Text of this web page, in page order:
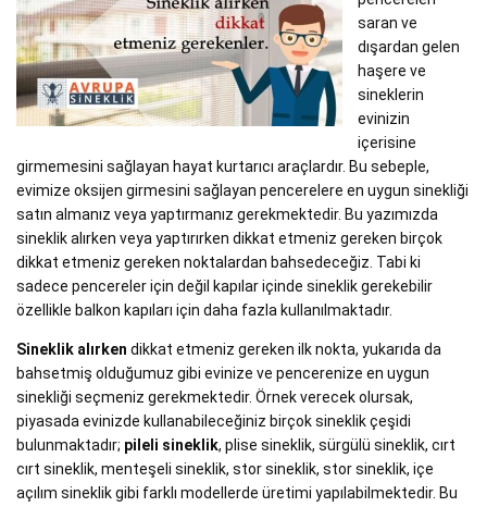
saran ve
dışardan gelen
haşere ve
sineklerin
evinizin
içerisine
girmemesini sağlayan hayat kurtarıcı araçlardır. Bu sebeple,
evimize oksijen girmesini sağlayan pencerelere en uygun sinekliği
satın almanız veya yaptırmanız gerekmektedir. Bu yazımızda
sineklik alırken veya yaptırırken dikkat etmeniz gereken birçok
dikkat etmeniz gereken noktalardan bahsedeceğiz. Tabi ki
sadece pencereler için değil kapılar içinde sineklik gerekebilir
özellikle balkon kapıları için daha fazla kullanılmaktadır.
Sineklik alırken dikkat etmeniz gereken ilk nokta, yukarıda da
bahsetmiş olduğumuz gibi evinize ve pencerenize en uygun
sinekliği seçmeniz gerekmektedir. Örnek verecek olursak,
piyasada evinizde kullanabileceğiniz birçok sineklik çeşidi
bulunmaktadır; pileli sineklik, plise sineklik, sürgülü sineklik, cırt
cırt sineklik, menteşeli sineklik, stor sineklik, stor sineklik, içe
açılım sineklik gibi farklı modellerde üretimi yapılabilmektedir. Bu